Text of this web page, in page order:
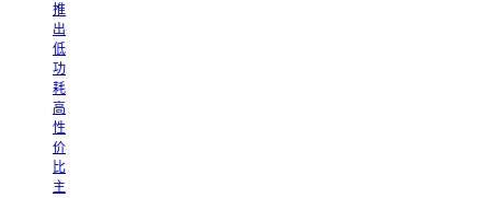
推
出
低
功
耗
高
性
价
比
主